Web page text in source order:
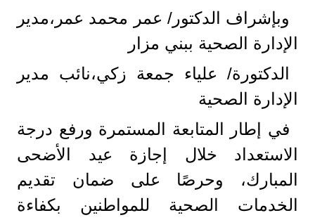
وبإشراف الدكتور/ عمر محمد عمر،مدير
الإدارة الصحية ببني مزار
الدكتورة/ علياء جمعة زكي،نائب مدير
الإدارة الصحية
في إطار المتابعة المستمرة ورفع درجة
الاستعداد خلال إجازة عيد الأضحى
المبارك، وحرصًا على ضمان تقديم
الخدمات الصحية للمواطنين بكفاءة